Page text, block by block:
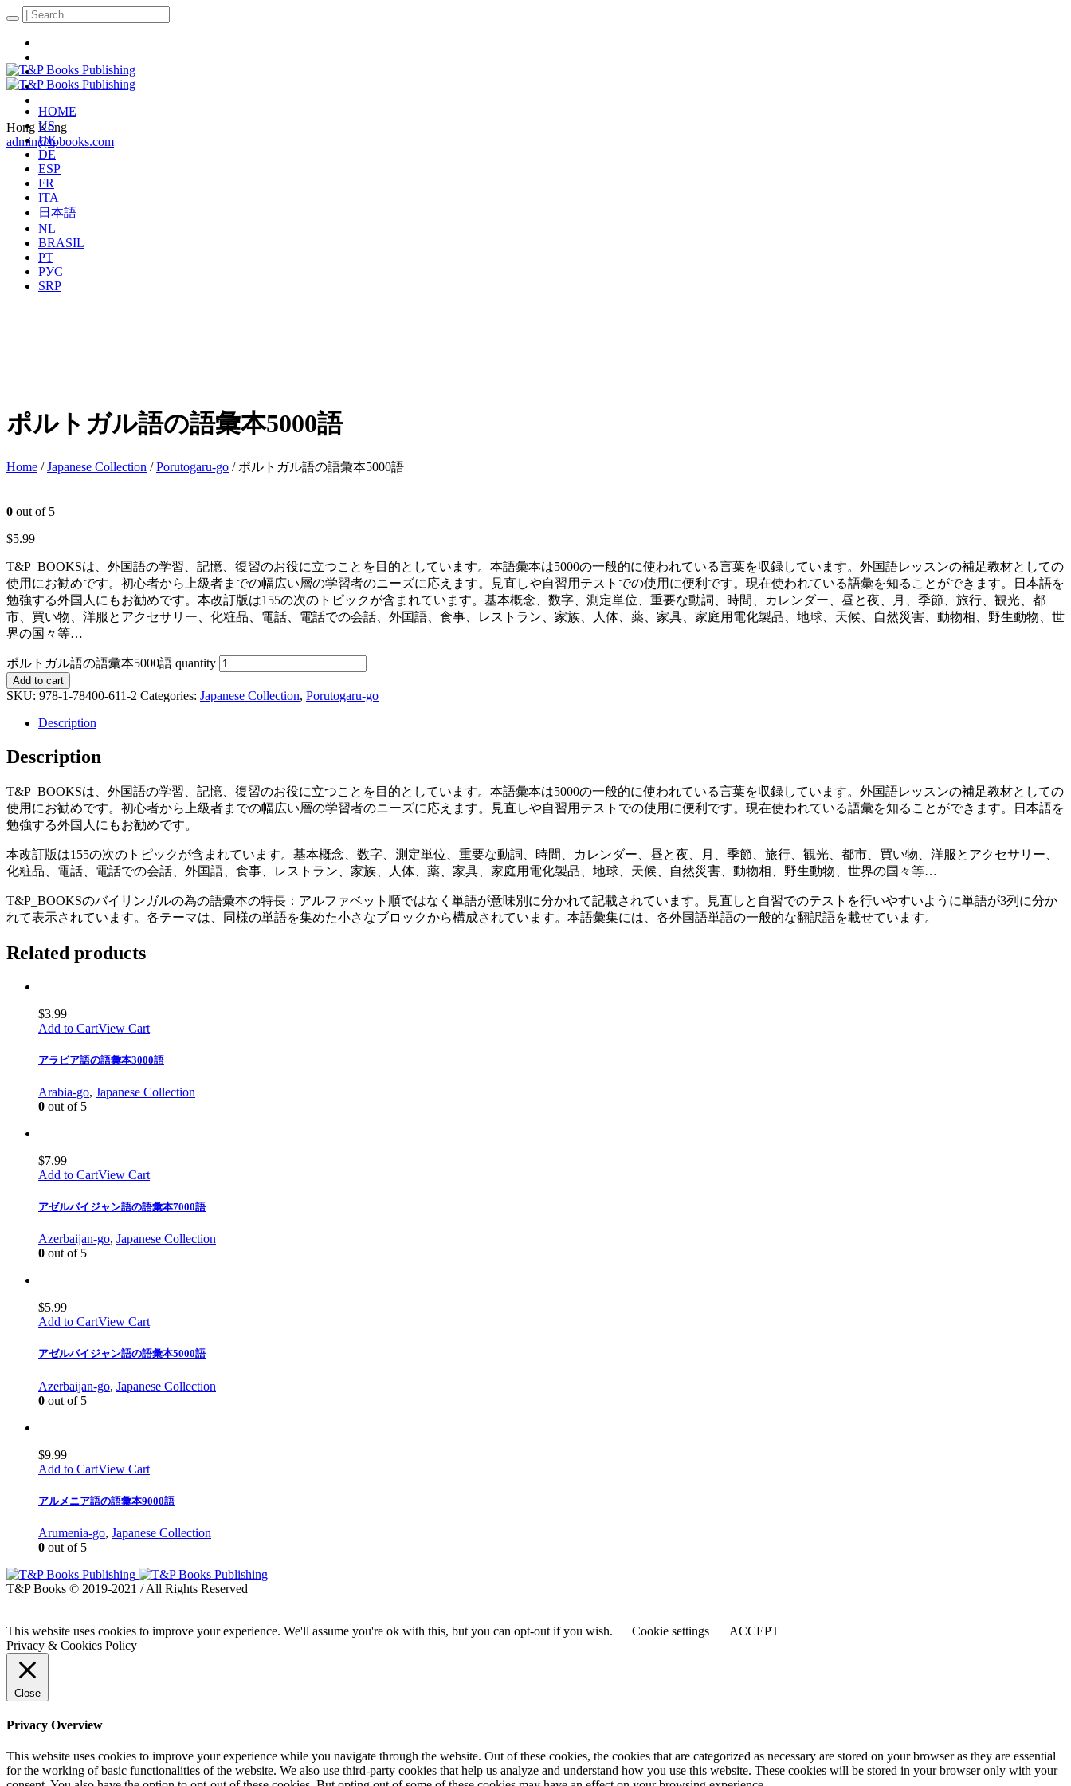
Hong Kong
admin@tpbooks.com
HOME
US
UK
DE
ESP
FR
ITA
日本語
NL
BRASIL
PT
РУС
SRP
ポルトガル語の語彙本5000語
Home /Japanese Collection /Porutogaru-go / ポルトガル語の語彙本5000語
0 out of 5
$5.99
T&P_BOOKSは、外国語の学習、記憶、復習のお役に立つことを目的としています。本語彙本は5000の一般的に使われている言葉を収録しています。外国語レッスンの補足教材としての
使用にお勧めです。初心者から上級者までの幅広い層の学習者のニーズに応えます。見直しや自習用テストでの使用に便利です。現在使われている語彙を知ることができます。日本語を
勉強する外国人にもお勧めです。本改訂版は155の次のトピックが含まれています。基本概念、数字、測定単位、重要な動詞、時間、カレンダー、昼と夜、月、季節、旅行、観光、都
市、買い物、洋服とアクセサリー、化粧品、電話、電話での会話、外国語、食事、レストラン、家族、人体、薬、家具、家庭用電化製品、地球、天候、自然災害、動物相、野生動物、世
界の国々等…
ポルトガル語の語彙本5000語 quantity
Add to cart
SKU: 978-1-78400-611-2 Categories: Japanese Collection, Porutogaru-go
Description
Description
T&P_BOOKSは、外国語の学習、記憶、復習のお役に立つことを目的としています。本語彙本は5000の一般的に使われている言葉を収録しています。外国語レッスンの補足教材としての
使用にお勧めです。初心者から上級者までの幅広い層の学習者のニーズに応えます。見直しや自習用テストでの使用に便利です。現在使われている語彙を知ることができます。日本語を
勉強する外国人にもお勧めです。
本改訂版は155の次のトピックが含まれています。基本概念、数字、測定単位、重要な動詞、時間、カレンダー、昼と夜、月、季節、旅行、観光、都市、買い物、洋服とアクセサリー、
化粧品、電話、電話での会話、外国語、食事、レストラン、家族、人体、薬、家具、家庭用電化製品、地球、天候、自然災害、動物相、野生動物、世界の国々等…
T&P_BOOKSのバイリンガルの為の語彙本の特長：アルファベット順ではなく単語が意味別に分かれて記載されています。見直しと自習でのテストを行いやすいように単語が3列に分か
れて表示されています。各テーマは、同様の単語を集めた小さなブロックから構成されています。本語彙集には、各外国語単語の一般的な翻訳語を載せています。
Related products
$3.99
Add to CartView Cart
アラビア語の語彙本3000語
Arabia-go, Japanese Collection
0 out of 5
$7.99
Add to CartView Cart
アゼルバイジャン語の語彙本7000語
Azerbaijan-go, Japanese Collection
0 out of 5
$5.99
Add to CartView Cart
アゼルバイジャン語の語彙本5000語
Azerbaijan-go, Japanese Collection
0 out of 5
$9.99
Add to CartView Cart
アルメニア語の語彙本9000語
Arumenia-go, Japanese Collection
0 out of 5
T&P Books © 2019-2021 / All Rights Reserved
This website uses cookies to improve your experience. We'll assume you're ok with this, but you can opt-out if you wish. Cookie settings
ACCEPT
Privacy & Cookies Policy
Close
Privacy Overview
This website uses cookies to improve your experience while you navigate through the website. Out of these cookies, the cookies that are categorized as necessary are stored on your browser as they are essential
for the working of basic functionalities of the website. We also use third-party cookies that help us analyze and understand how you use this website. These cookies will be stored in your browser only with your